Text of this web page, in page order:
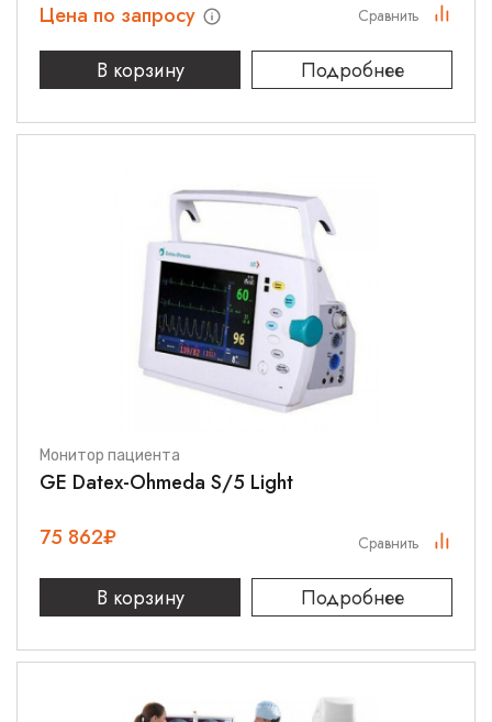
Цена по запросу
В корзину
Подробнее
Сравнить
Монитор пациента
GE Datex-Ohmeda S/5 Light
75 862₽
В корзину Подробнее
Сравнить